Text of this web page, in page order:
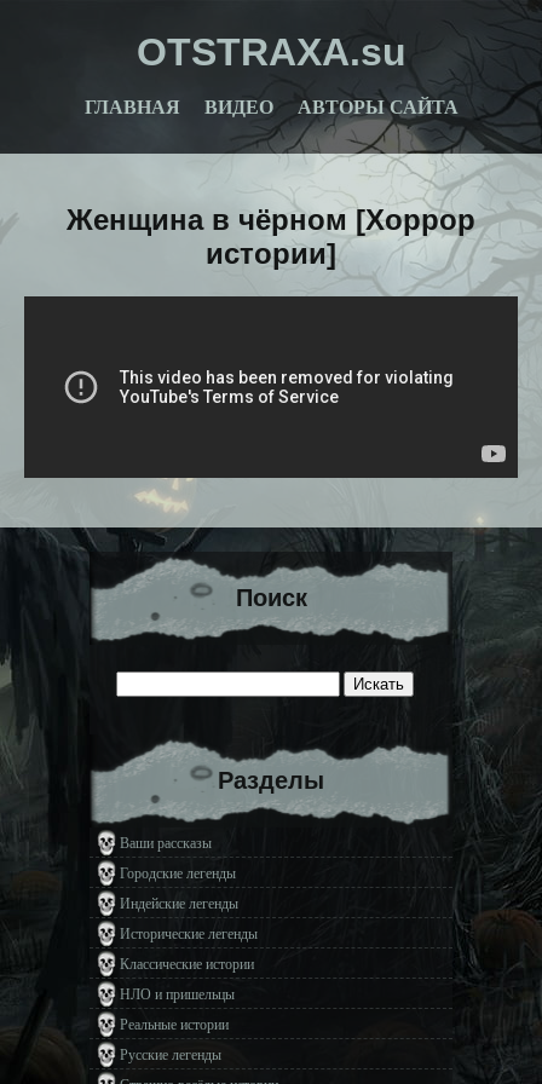
OTSTRAXA.su
ГЛАВНАЯ ВИДЕО АВТОРЫ САЙТА
Женщина в чёрном [Хоррор
истории]
Поиск
Разделы
Ваши рассказы
Городские легенды
Индейские легенды
Исторические легенды
Классические истории
НЛО и пришельцы
Реальные истории
Русские легенды